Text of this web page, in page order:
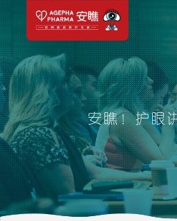
安瞧！护眼